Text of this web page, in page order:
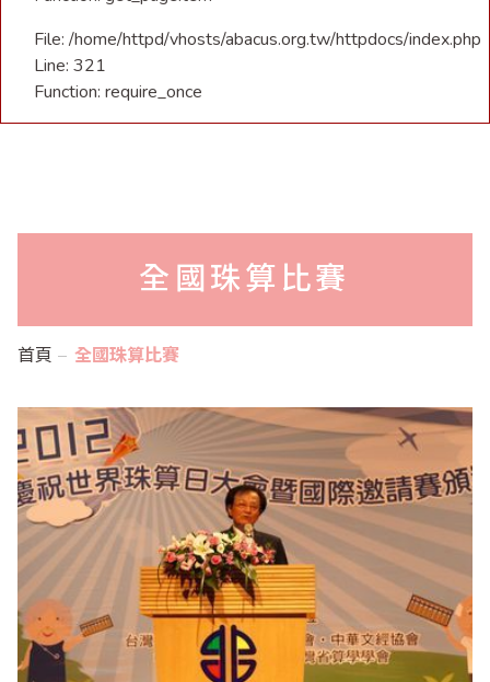
File: /home/httpd/vhosts/abacus.org.tw/httpdocs/index.php
Line: 321
Function: require_once
全國珠算比賽
首頁 全國珠算比賽